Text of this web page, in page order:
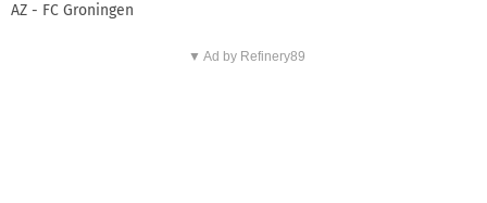
AZ - FC Groningen
▼ Ad by Refinery89